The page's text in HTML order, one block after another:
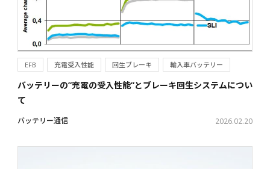
EFB 充電受入性能 回生ブレーキ 輸入車バッテリー
バッテリーの”充電の受入性能”とブレーキ回生システムについ
て
バッテリー通信 2026.02.20